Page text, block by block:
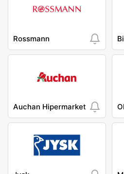
Rossmann
Auchan Hipermarket